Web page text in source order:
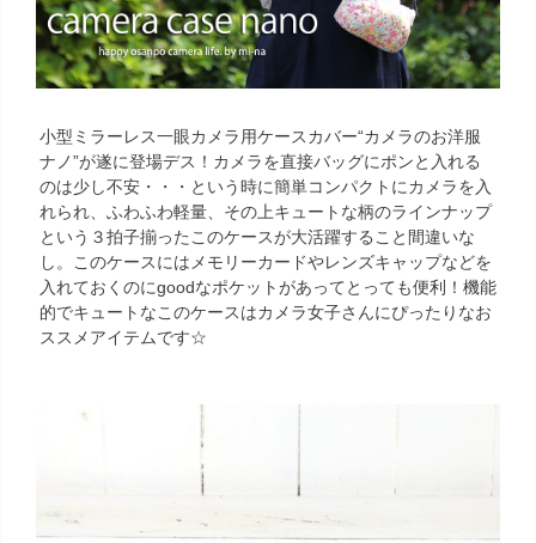
小型ミラーレス一眼カメラ用ケースカバー“カメラのお洋服
ナノ”が遂に登場デス！カメラを直接バッグにポンと入れる
のは少し不安・・・という時に簡単コンパクトにカメラを入
れられ、ふわふわ軽量、その上キュートな柄のラインナップ
という３拍子揃ったこのケースが大活躍すること間違いな
し。このケースにはメモリーカードやレンズキャップなどを
入れておくのにgoodなポケットがあってとっても便利！機能
的でキュートなこのケースはカメラ女子さんにぴったりなお
ススメアイテムです☆